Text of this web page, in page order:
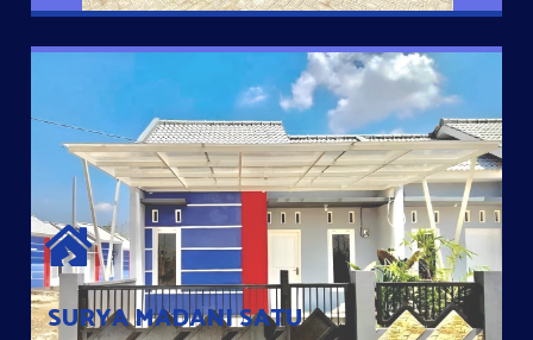
SURYA MADANI SATU
SURYA MADANI SATU
Satu-satunya Hunian nyaman dengan harga subsidi hanya 100
jutaan dengan lokasi strategis di Tuban